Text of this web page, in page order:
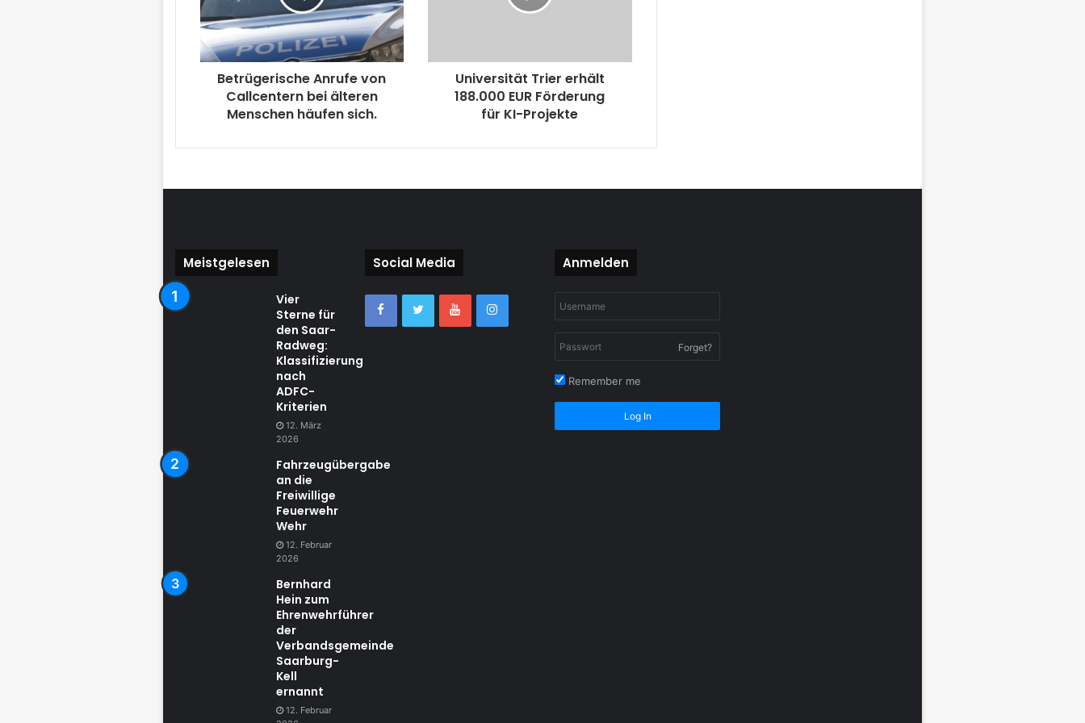
Betrügerische Anrufe von
Callcentern bei älteren
Menschen häufen sich.
Universität Trier erhält
188.000 EUR Förderung
für KI-Projekte
Meistgelesen
Vier
Sterne für
den Saar-
Radweg:
Klassifizierung
nach
ADFC-
Kriterien
12. März
2026
Fahrzeugübergabe
an die
Freiwillige
Feuerwehr
Wehr
12. Februar
2026
Bernhard
Hein zum
Ehrenwehrführer
der
Verbandsgemeinde
Saarburg-
Kell
ernannt
12. Februar
Social Media Anmelden
Forget?
Remember me
Log In